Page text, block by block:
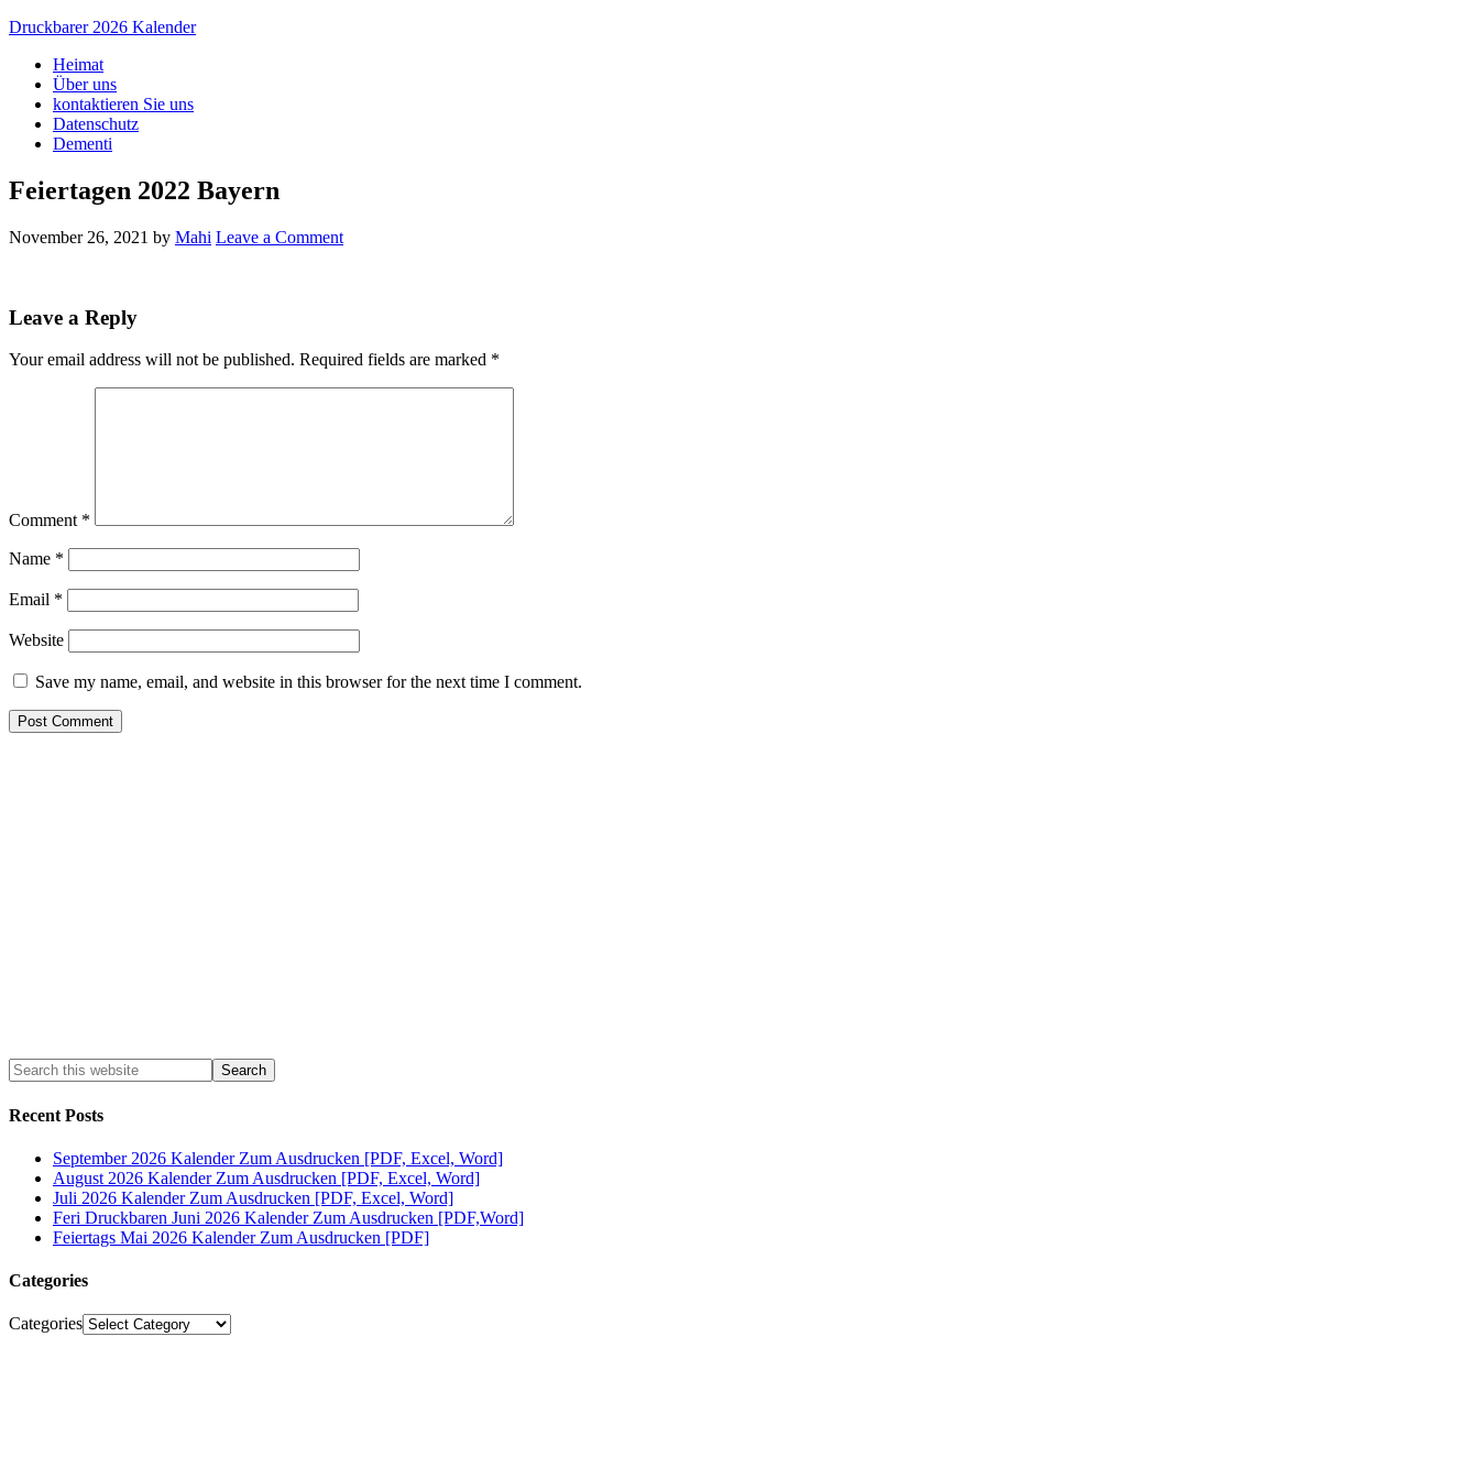
Druckbarer 2026 Kalender
Heimat
Über uns
kontaktieren Sie uns
Datenschutz
Dementi
Feiertagen 2022 Bayern
November 26, 2021 by Mahi Leave a Comment
Leave a Reply
Your email address will not be published. Required fields are marked *
Comment *
Name *
Email *
Website
Save my name, email, and website in this browser for the next time I comment.
Recent Posts
September 2026 Kalender Zum Ausdrucken [PDF, Excel, Word]
August 2026 Kalender Zum Ausdrucken [PDF, Excel, Word]
Juli 2026 Kalender Zum Ausdrucken [PDF, Excel, Word]
Feri Druckbaren Juni 2026 Kalender Zum Ausdrucken [PDF,Word]
Feiertags Mai 2026 Kalender Zum Ausdrucken [PDF]
Categories
Categories